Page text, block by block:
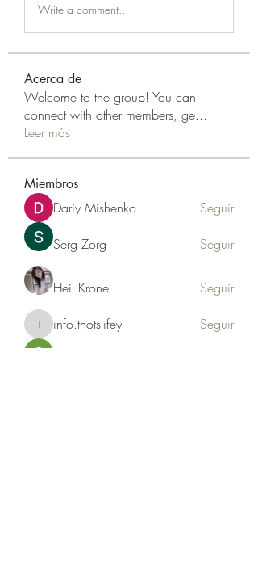
Write a comment...
Acerca de
Welcome to the group! You can
connect with other members, ge...
Leer más
Miembros
Dariy Mishenko Seguir
Serg Zorg Seguir
Heil Krone Seguir
info.thotslifey
info.thotslifey Seguir